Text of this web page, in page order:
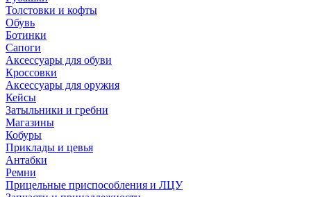
Толстовки и кофты
Обувь
Ботинки
Сапоги
Аксессуары для обуви
Кроссовки
Аксессуары для оружия
Кейсы
Затыльники и гребни
Магазины
Кобуры
Приклады и цевья
Антабки
Ремни
Прицельные приспособления и ЛЦУ